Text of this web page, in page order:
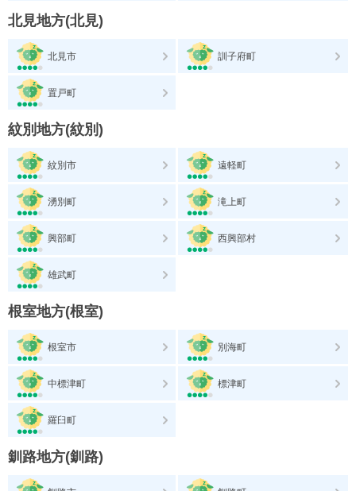
北見地方(北見)
北見市 訓子府町
置戸町
紋別地方(紋別)
紋別市 遠軽町
湧別町 滝上町
興部町 西興部村
雄武町
根室地方(根室)
根室市 別海町
中標津町 標津町
羅臼町
釧路地方(釧路)